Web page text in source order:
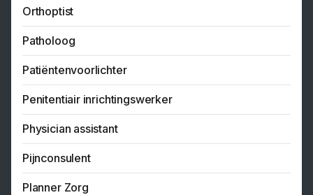
Orthoptist
Patholoog
Patiëntenvoorlichter
Penitentiair inrichtingswerker
Physician assistant
Pijnconsulent
Planner Zorg